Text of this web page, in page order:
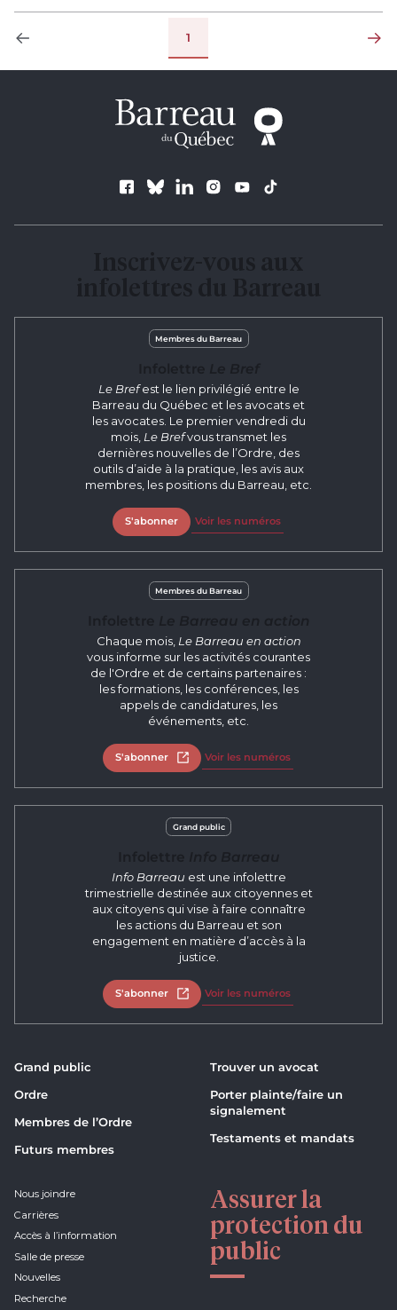
Pagination 1
Page
Suivez le Barreau
Membres du Barreau
Le Brefest le lien privilégié entre le
Barreau du Québec et les avocats et
les avocates. Le premier vendredi du
mois, Le Brefvous transmet les
dernières nouvelles de l’Ordre, des
outils d’aide à la pratique, les avis aux
membres, les positions du Barreau, etc.
S'abonner Voir les numéros
Membres du Barreau
Chaque mois, Le Barreau en action
vous informe sur les activités courantes
de l'Ordre et de certains partenaires :
les formations, les conférences, les
appels de candidatures, les
événements, etc.
S'abonner Ouvrir dans un nouvel onglet
Voir les numéros
Grand public
Info Barreau est une infolettre
trimestrielle destinée aux citoyennes et
aux citoyens qui vise à faire connaître
les actions du Barreau et son
engagement en matière d’accès à la
justice.
S'abonner Ouvrir dans un nouvel onglet
Voir les numéros
Grand public
Ordre
Membres de l’Ordre
Futurs membres
Trouver un avocat
Porter plainte/faire un
signalement
Testaments et mandats
Nous joindre
Carrières
Accès à l’information
Salle de presse
Nouvelles
Recherche
Assurer la
protection du
public